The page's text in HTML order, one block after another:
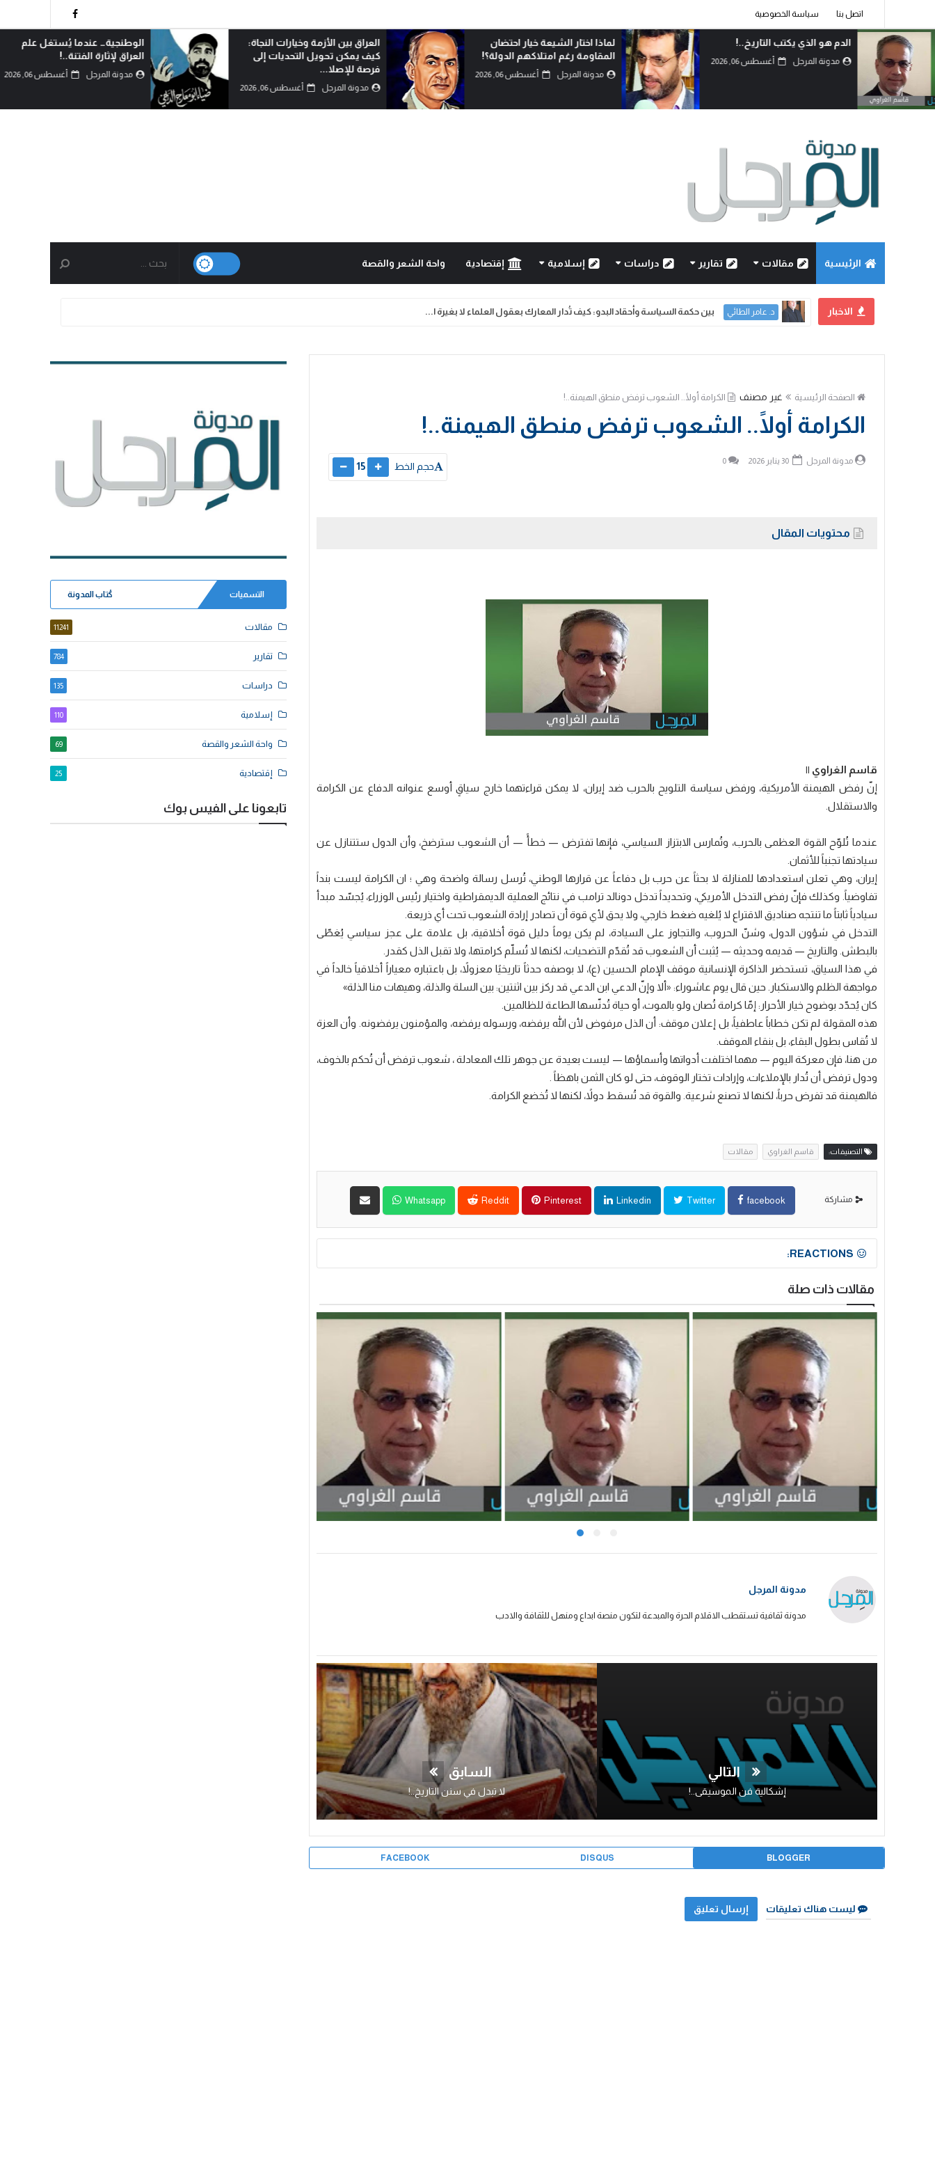
اتصل بنا سياسة الخصوصية
الدم هو الذي يكتب التاريخ..!
مدونة المرجل أغسطس 06, 2026
لماذا اختار الشيعة خيار احتضان
المقاومة رغم امتلاكهم الدولة؟!
مدونة المرجل أغسطس 06, 2026
العراق بين الأزمة وخيارات النجاة:
كيف يمكن تحويل التحديات إلى
فرصة للإصلا...
مدونة المرجل أغسطس 06, 2026
الوطنجية… عندما يُستغل علم
العراق لإثارة الفتنة..!
مدونة المرجل أغسطس 06, 2026
الرئيسية مقالات تقارير دراسات إسلامية إقتصادية واحة الشعر والقصة
الاخبار د. عامر الطائي بين حكمة السياسة وأحقاد البدو: كيف تُدار المعارك بعقول العلماء لا بغيرة ا...
الصفحة الرئيسية غير مصنف الكرامة أولًا.. الشعوب ترفض منطق الهيمنة..!
الكرامة أولًا.. الشعوب ترفض منطق الهيمنة..!
مدونة المرجل 0 حجم الخط 15
محتويات المقال
قاسم الغراوي ||
إنّ رفض الهيمنة الأمريكية، ورفض سياسة التلويح بالحرب ضد إيران، لا يمكن قراءتهما خارج سياقٍ أوسع عنوانه الدفاع عن الكرامة
والاستقلال.
عندما تُلوّح القوة العظمى بالحرب، وتُمارس الابتزاز السياسي، فإنها تفترض — خطأً — أن الشعوب سترضخ، وأن الدول ستتنازل عن
سيادتها تجنباً للأثمان.
إيران، وهي تعلن استعدادها للمنازلة لا بحثاً عن حرب بل دفاعاً عن قرارها الوطني، تُرسل رسالة واضحة وهي ؛ ان الكرامة ليست بنداً
تفاوضياً. وكذلك فإنّ رفض التدخل الأمريكي، وتحديداً تدخل دونالد ترامب في نتائج العملية الديمقراطية واختيار رئيس الوزراء، يُجسّد مبدأ
سيادياً ثابتاً ما تنتجه صناديق الاقتراع لا يُلغيه ضغط خارجي، ولا يحق لأي قوة أن تصادر إرادة الشعوب تحت أي ذريعة.
التدخل في شؤون الدول، وشنّ الحروب، والتجاوز على السيادة، لم يكن يوماً دليل قوة أخلاقية، بل علامة على عجز سياسي يُغطّى
بالبطش. والتاريخ — قديمه وحديثه — يُثبت أن الشعوب قد تُقدّم التضحيات، لكنها لا تُسلّم كرامتها، ولا تقبل الذل كقدر.
في هذا السياق، تستحضر الذاكرة الإنسانية موقف الإمام الحسين (ع)، لا بوصفه حدثاً تاريخيًا معزولاً، بل باعتباره معياراً أخلاقياً خالداً في
مواجهة الظلم والاستكبار. حين قال يوم عاشوراء: «ألا وإنّ الدعي ابن الدعي قد ركز بين اثنتين: بين السلة والذلة، وهيهات منا الذلة»
كان يُحدّد بوضوح خيار الأحرار: إمّا كرامة تُصان ولو بالموت، أو حياة تُدنّسها الطاعة للظالمين.
هذه المقولة لم تكن خطاباً عاطفياً، بل إعلان موقف: أن الذل مرفوض لأن الله يرفضه، ورسوله يرفضه، والمؤمنون يرفضونه. وأن العزة
لا تُقاس بطول البقاء، بل بنقاء الموقف.
من هنا، فإن معركة اليوم — مهما اختلفت أدواتها وأسماؤها — ليست بعيدة عن جوهر تلك المعادلة ، شعوب ترفض أن تُحكم بالخوف،
ودول ترفض أن تُدار بالإملاءات، وإرادات تختار الوقوف، حتى لو كان الثمن باهظاً .
فالهيمنة قد تفرض حرباً، لكنها لا تصنع شرعية. والقوة قد تُسقط دولاً، لكنها لا تُخضع الكرامة.
التصنيفات: قاسم الغراوي مقالات
مشاركة facebook
Twitter
Linkedin
Pinterest
Reddit
Whatsapp
REACTIONS:
مقالات ذات صلة
مدونة المرجل
مدونة ثقافية تستقطب الاقلام الحرة والمبدعة لتكون منصة ابداع ومنهل للثقافة والادب
التالي
إشكالية فن الموسيقى..!
السابق
لا تبدل في سنن التاريخ..!
BLOGGER
DISQUS
FACEBOOK
ليست هناك تعليقات إرسال تعليق
التسميات كُتاب المدونة
مقالات 11241
تقارير 784
دراسات 135
إسلامية 110
واحة الشعر والقصة 69
إقتصادية 25
تابعونا على الفيس بوك